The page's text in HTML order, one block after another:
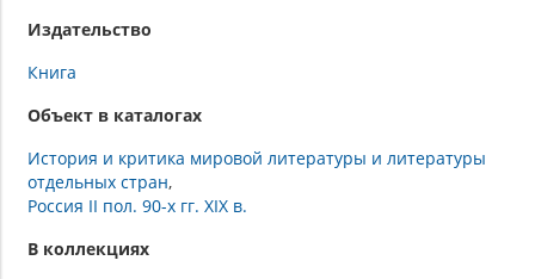
Издательство
Книга
Объект в каталогах
История и критика мировой литературы и литературы
отдельных стран
Россия II пол. 90-х гг. XIX в.
В коллекциях